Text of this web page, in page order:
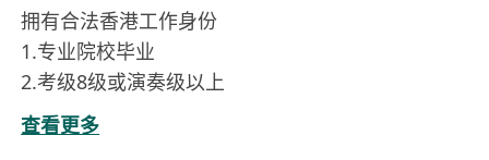
拥有合法香港工作身份
1.专业院校毕业
2.考级8级或演奏级以上
3.提供演奏视频
查看更多